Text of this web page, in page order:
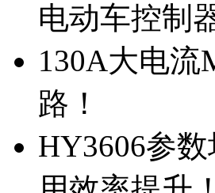
电动车控制
130A大电流
路！
HY3606参